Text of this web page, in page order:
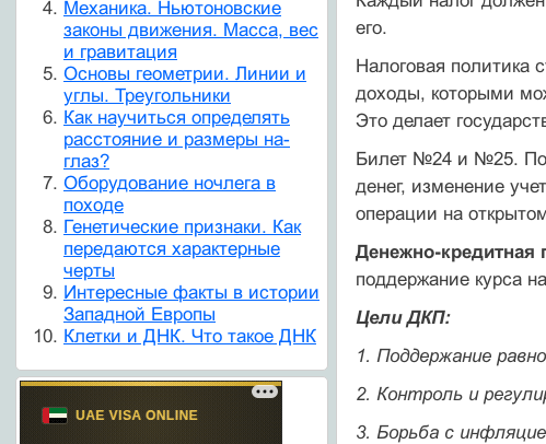
его.
Налоговая политика
доходы, которыми
Это делает
Билет №24 и №25.
денег, изменение
операции на
Денежно-кредитная
поддержание курса
Цели ДКП:
1. Поддержание
2. Контроль и
3. Борьба с
Механика. Ньютоновские
законы движения. Масса, вес
и гравитация
Основы геометрии. Линии и
углы. Треугольники
Как научиться определять
расстояние и размеры на-
глаз?
Оборудование ночлега в
походе
Генетические признаки. Как
передаются характерные
черты
Интересные факты в истории
Западной Европы
Клетки и ДНК. Что такое ДНК